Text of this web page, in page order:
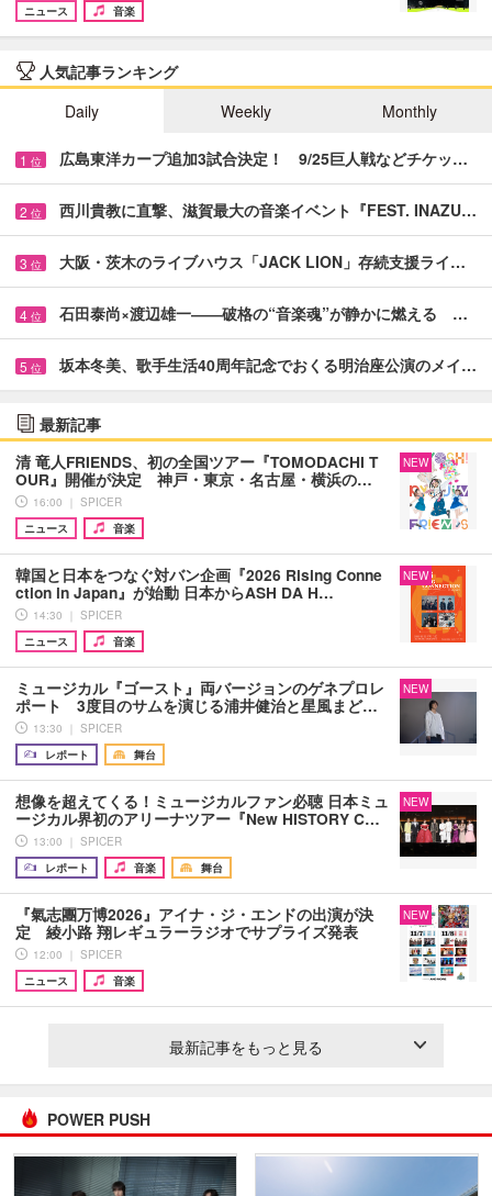
ニュース
音楽
人気記事ランキング
Daily
Weekly Monthly
1 位 広島東洋カープ追加3試合決定！ 9/25巨人戦などチケッ…
2 位 西川貴教に直撃、滋賀最大の音楽イベント『FEST. INAZU…
3 位 大阪・茨木のライブハウス「JACK LION」存続支援ライ…
4 位 石田泰尚×渡辺雄一――破格の“音楽魂”が静かに燃える …
5 位 坂本冬美、歌手生活40周年記念でおくる明治座公演のメイ…
最新記事
清 竜人FRIENDS、初の全国ツアー『TOMODACHI T
OUR』開催が決定 神戸・東京・名古屋・横浜の…
16:00 ｜ SPICER
ニュース
音楽
NEW
韓国と日本をつなぐ対バン企画『2026 Rising Conne
ction in Japan』が始動 日本からASH DA H…
14:30 ｜ SPICER
ニュース
音楽
NEW
ミュージカル『ゴースト』両バージョンのゲネプロレ
ポート 3度目のサムを演じる浦井健治と星風まど…
13:30 ｜ SPICER
レポート
舞台
NEW
想像を超えてくる！ミュージカルファン必聴 日本ミュ
ージカル界初のアリーナツアー『New HISTORY C…
13:00 ｜ SPICER
レポート
音楽 舞台
NEW
『氣志團万博2026』アイナ・ジ・エンドの出演が決
定 綾小路 翔レギュラーラジオでサプライズ発表
12:00 ｜ SPICER
ニュース
音楽
NEW
最新記事をもっと見る
POWER PUSH